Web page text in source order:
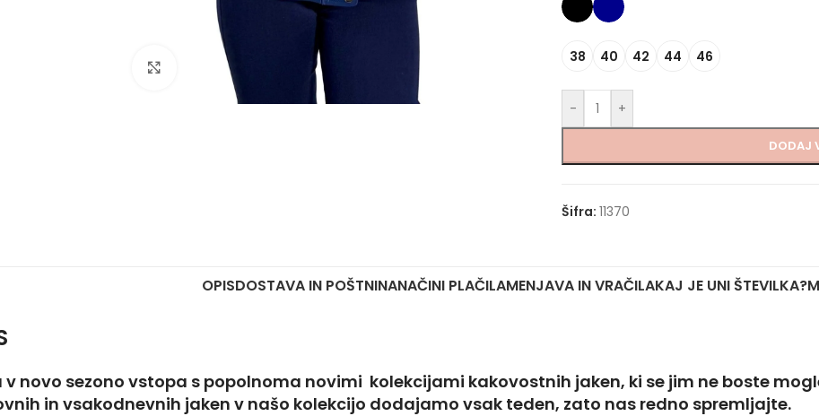
Click to enlarge
38 40 42 44 46
- +
DODAJ
Šifra: 11370
OPISDOSTAVA IN POŠTNINANAČINI PLAČILAMENJAVA IN VRAČILAKAJ JE UNI ŠTEVILKA?
v novo sezono vstopa s popolnoma novimi kolekcijami kakovostnih jaken, ki se jim ne boste
in vsakodnevnih jaken v našo kolekcijo dodajamo vsak teden, zato nas redno spremljajte.